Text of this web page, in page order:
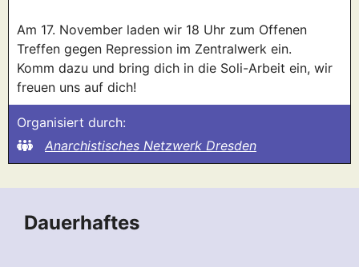
Am 17. November laden wir 18 Uhr zum Offenen
Treffen gegen Repression im Zentralwerk ein.
Komm dazu und bring dich in die Soli-Arbeit ein, wir
freuen uns auf dich!
Organisiert durch:
Anarchistisches Netzwerk Dresden
Dauerhaftes